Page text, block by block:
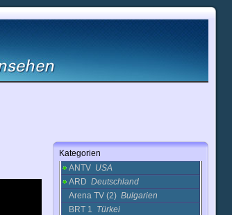
Kategorien
Kunst
Magie
Radio
1 Channel
ANTV USA
ARD Deutschland
Arena TV (2) Bulgarien
BRT 1 Türkei